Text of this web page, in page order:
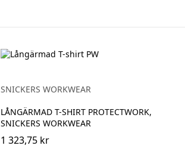
SNICKERS WORKWEAR
LÅNGÄRMAD T-SHIRT PROTECTWORK,
SNICKERS WORKWEAR
1 323,75 kr